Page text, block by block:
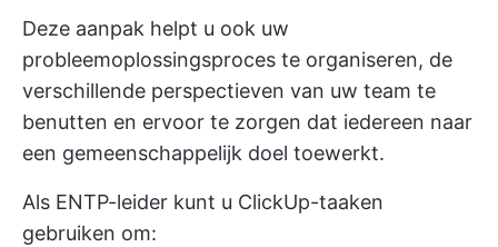
Deze aanpak helpt u ook uw
probleemoplossingsproces te organiseren, de
verschillende perspectieven van uw team te
benutten en ervoor te zorgen dat iedereen naar
een gemeenschappelijk doel toewerkt.
Als ENTP-leider kunt u ClickUp-taaken
gebruiken om: